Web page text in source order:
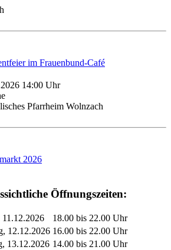
im Frauenbund-Café
14:00 Uhr
Pfarrheim Wolnzach
2026
Öffnungszeiten:
11.12.2026
18.00 bis 22.00 Uhr
12.12.2026 16.00 bis 22.00 Uhr
13.12.2026 14.00 bis 21.00 Uhr